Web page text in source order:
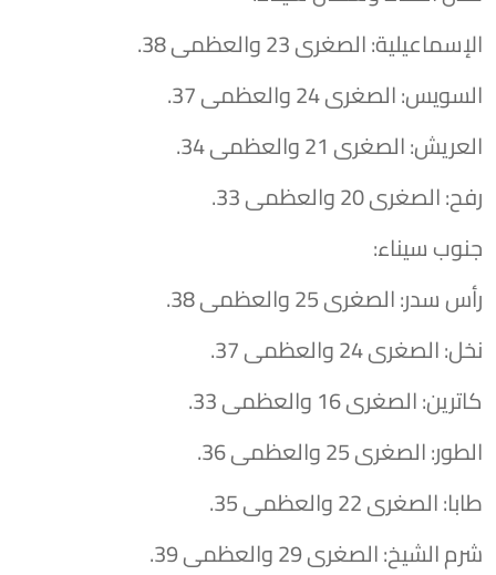
​الإسماعيلية: الصغرى 23 والعظمى 38.
​السويس: الصغرى 24 والعظمى 37.
​العريش: الصغرى 21 والعظمى 34.
​رفح: الصغرى 20 والعظمى 33.
​جنوب سيناء:
​رأس سدر: الصغرى 25 والعظمى 38.
​نخل: الصغرى 24 والعظمى 37.
​كاترين: الصغرى 16 والعظمى 33.
​الطور: الصغرى 25 والعظمى 36.
​طابا: الصغرى 22 والعظمى 35.
​شرم الشيخ: الصغرى 29 والعظمى 39.